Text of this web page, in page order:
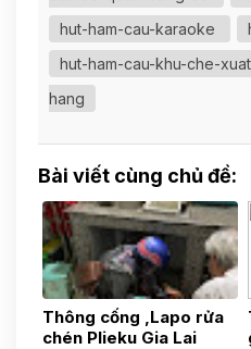
hut-ham-cau-karaoke
hut-ham-cau-khu-che-xuat
hang
Bài viết cùng chủ đề:
Thông cống ,Lapo rửa
chén Plieku Gia Lai